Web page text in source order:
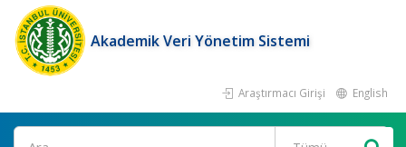
Akademik Veri Yönetim Sistemi
Araştırmacı Girişi English
Ara